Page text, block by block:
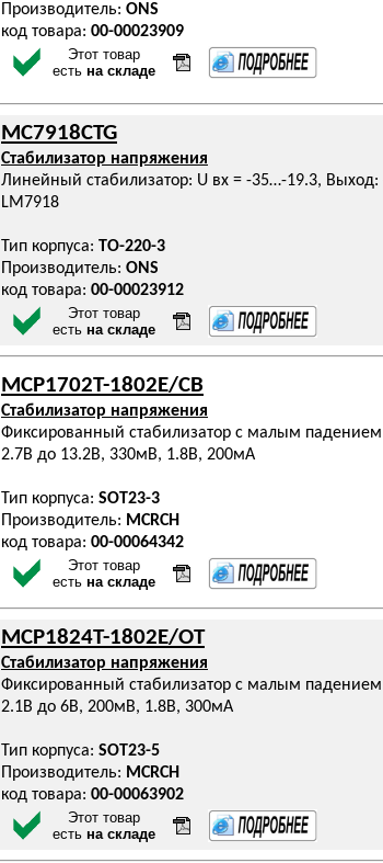
Производитель: ONS
код товара: 00-00023909
Этот товар
есть на складе
MC7918CTG
Стабилизатор напряжения
Линейный стабилизатор: U вх = -35…-19.3, Выход:
LM7918
Тип корпуса: TO-220-3
Производитель: ONS
код товара: 00-00023912
Этот товар
есть на складе
MCP1702T-1802E/CB
Стабилизатор напряжения
Фиксированный стабилизатор с малым
2.7В до 13.2В, 330мВ, 1.8В, 200мА
Тип корпуса: SOT23-3
Производитель: MCRCH
код товара: 00-00064342
Этот товар
есть на складе
MCP1824T-1802E/OT
Стабилизатор напряжения
Фиксированный стабилизатор с малым
2.1В до 6В, 200мВ, 1.8В, 300мА
Тип корпуса: SOT23-5
Производитель: MCRCH
код товара: 00-00063902
Этот товар
есть на складе